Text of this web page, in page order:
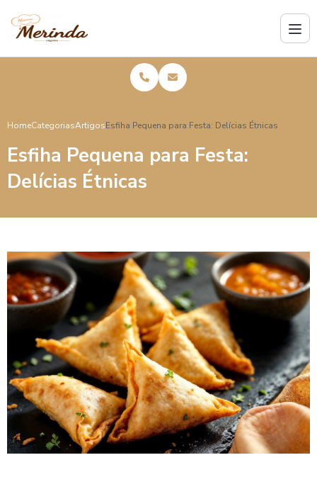
HomeCategoriasArtigosEsfiha Pequena para Festa: Delícias Étnicas
Esfiha Pequena para Festa:
Delícias Étnicas